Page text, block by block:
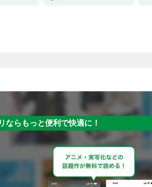
ならもっと便利で快適に！